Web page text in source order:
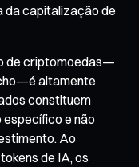
da capitalização de
de criptomoedas—
altamente
constituem
específico e não
Ao
de IA, os